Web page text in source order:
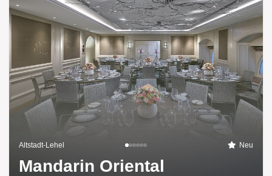
Altstadt-Lehel Neu
Mandarin Oriental